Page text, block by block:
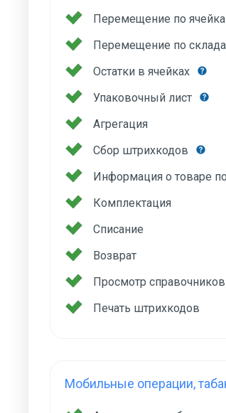
Перемещение по
Перемещение по
Остатки в ячейках
Упаковочный лист
Агрегация
Сбор штрихкодов
Информация о товаре
Комплектация
Списание
Возврат
Просмотр справочников
Печать штрихкодов
Мобильные операции,